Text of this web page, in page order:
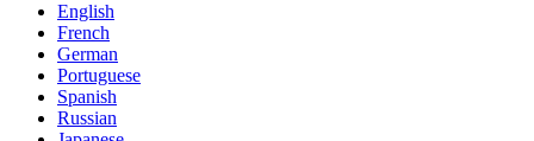
English
French
German
Portuguese
Spanish
Russian